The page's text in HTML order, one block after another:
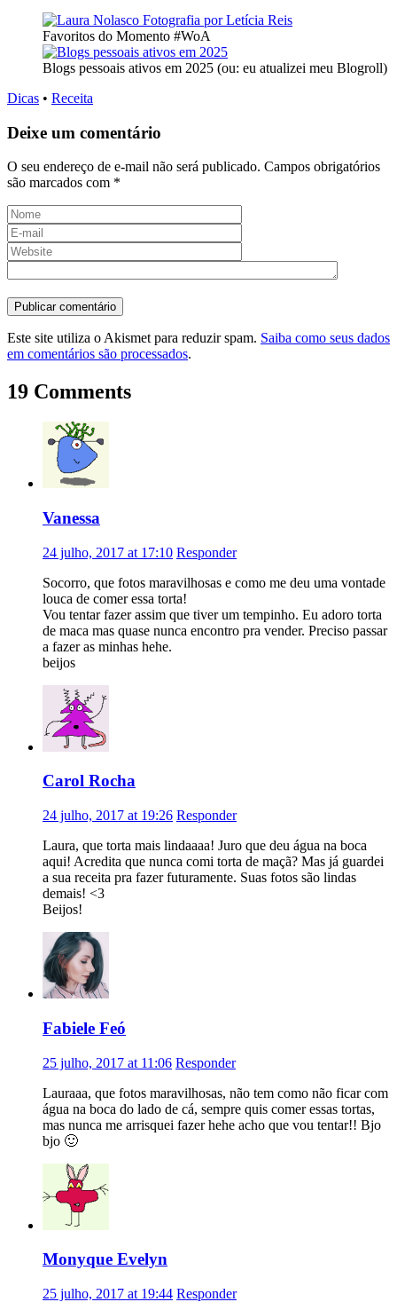
Favoritos do Momento #WoA
Blogs pessoais ativos em 2025 (ou: eu atualizei meu Blogroll)
Dicas • Receita
Deixe um comentário
O seu endereço de e-mail não será publicado. Campos obrigatórios
são marcados com *
Este site utiliza o Akismet para reduzir spam. Saiba como seus dados
em comentários são processados.
19 Comments
Vanessa
24 julho, 2017 at 17:10 Responder
Socorro, que fotos maravilhosas e como me deu uma vontade
louca de comer essa torta!
Vou tentar fazer assim que tiver um tempinho. Eu adoro torta
de maca mas quase nunca encontro pra vender. Preciso passar
a fazer as minhas hehe.
beijos
Carol Rocha
24 julho, 2017 at 19:26 Responder
Laura, que torta mais lindaaaa! Juro que deu água na boca
aqui! Acredita que nunca comi torta de maçã? Mas já guardei
a sua receita pra fazer futuramente. Suas fotos são lindas
demais! <3
Beijos!
Fabiele Feó
25 julho, 2017 at 11:06 Responder
Lauraaa, que fotos maravilhosas, não tem como não ficar com
água na boca do lado de cá, sempre quis comer essas tortas,
mas nunca me arrisquei fazer hehe acho que vou tentar!! Bjo
bjo 🙂
Monyque Evelyn
25 julho, 2017 at 19:44 Responder